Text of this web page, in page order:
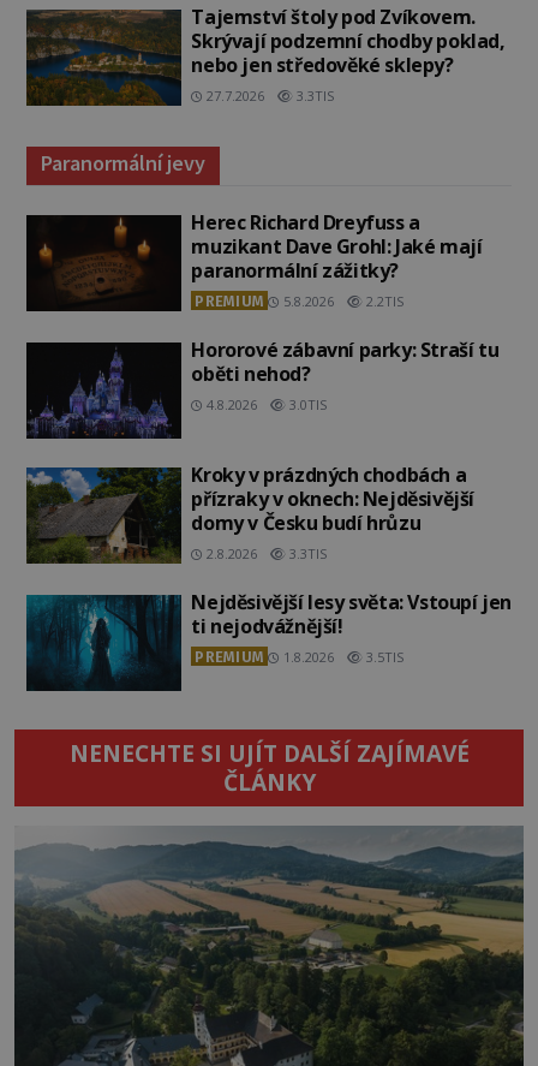
Tajemství štoly pod Zvíkovem.
Skrývají podzemní chodby poklad,
nebo jen středověké sklepy?
27.7.2026 3.3TIS
Paranormální jevy
Herec Richard Dreyfuss a
muzikant Dave Grohl: Jaké mají
paranormální zážitky?
PREMIUM 5.8.2026 2.2TIS
Hororové zábavní parky: Straší tu
oběti nehod?
4.8.2026 3.0TIS
Kroky v prázdných chodbách a
přízraky v oknech: Nejděsivější
domy v Česku budí hrůzu
2.8.2026 3.3TIS
Nejděsivější lesy světa: Vstoupí jen
ti nejodvážnější!
PREMIUM 1.8.2026 3.5TIS
NENECHTE SI UJÍT DALŠÍ ZAJÍMAVÉ
ČLÁNKY